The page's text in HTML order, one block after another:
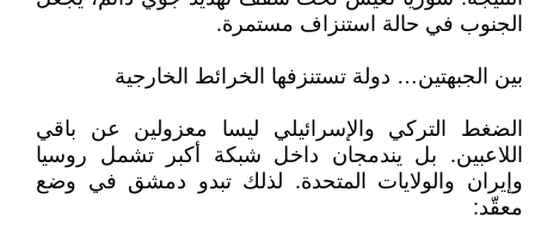
الجنوب في حالة استنزاف مستمرة.
بين الجبهتين… دولة تستنزفها الخرائط الخارجية
الضغط التركي والإسرائيلي ليسا معزولين عن باقي
اللاعبين. بل يندمجان داخل شبكة أكبر تشمل روسيا
وإيران والولايات المتحدة. لذلك تبدو دمشق في وضع
معقّد: